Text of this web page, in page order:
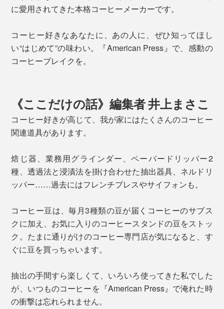
に愛用されてきた本格コーヒーメーカーです。
コーヒー好きなあなたに、あの人に、ぜひ知ってほし
い“はじめて”の味わい。『American Press』で、感動の
コーヒーブレイクを。
《ここだけの話》編集者 井上まさこ
コーヒー好きが高じて、我が家にはたくさんのコーヒー
関連道具があります。
焙じ器、業務用グラインダー、ペーパードリッパー2
種、透過法と浸漬法を掛け合わせた抽出器具、ネルドリ
ッパー……過去にはフレンチプレスやサイフォンも。
コーヒー豆は、毎月3種類の豆が届くコーヒーのサブス
クに加え、お気に入りのコーヒースタンドの豆をストッ
ク。たまに通りがけのコーヒー専門店が気になると、す
ぐに豆を買っちゃいます。
抽出の手間すら楽しくて、いろいろ使ってきた私でした
が、いつものコーヒーを『American Press』で淹れた時
の衝撃は忘れられません。